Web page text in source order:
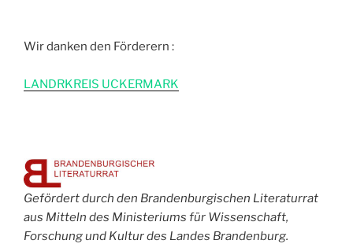
Wir danken den Förderern :
LANDRKREIS UCKERMARK
Gefördert durch den Brandenburgischen Literaturrat
aus Mitteln des Ministeriums für Wissenschaft,
Forschung und Kultur des Landes Brandenburg.